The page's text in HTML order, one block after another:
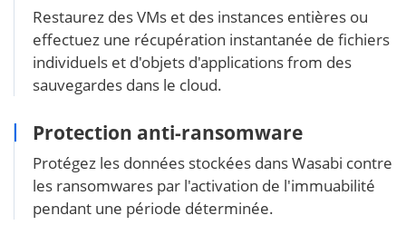
Restaurez des VMs et des instances entières ou
effectuez une récupération instantanée de fichiers
individuels et d'objets d'applications from des
sauvegardes dans le cloud.
Protection anti-ransomware
Protégez les données stockées dans Wasabi contre
les ransomwares par l'activation de l'immuabilité
pendant une période déterminée.